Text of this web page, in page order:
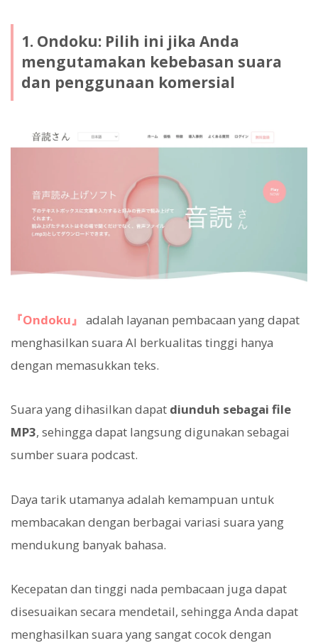
1. Ondoku: Pilih ini jika Anda
mengutamakan kebebasan suara
dan penggunaan komersial
『Ondoku』 adalah layanan pembacaan yang dapat
menghasilkan suara AI berkualitas tinggi hanya
dengan memasukkan teks.
Suara yang dihasilkan dapat diunduh sebagai file
MP3, sehingga dapat langsung digunakan sebagai
sumber suara podcast.
Daya tarik utamanya adalah kemampuan untuk
membacakan dengan berbagai variasi suara yang
mendukung banyak bahasa.
Kecepatan dan tinggi nada pembacaan juga dapat
disesuaikan secara mendetail, sehingga Anda dapat
menghasilkan suara yang sangat cocok dengan